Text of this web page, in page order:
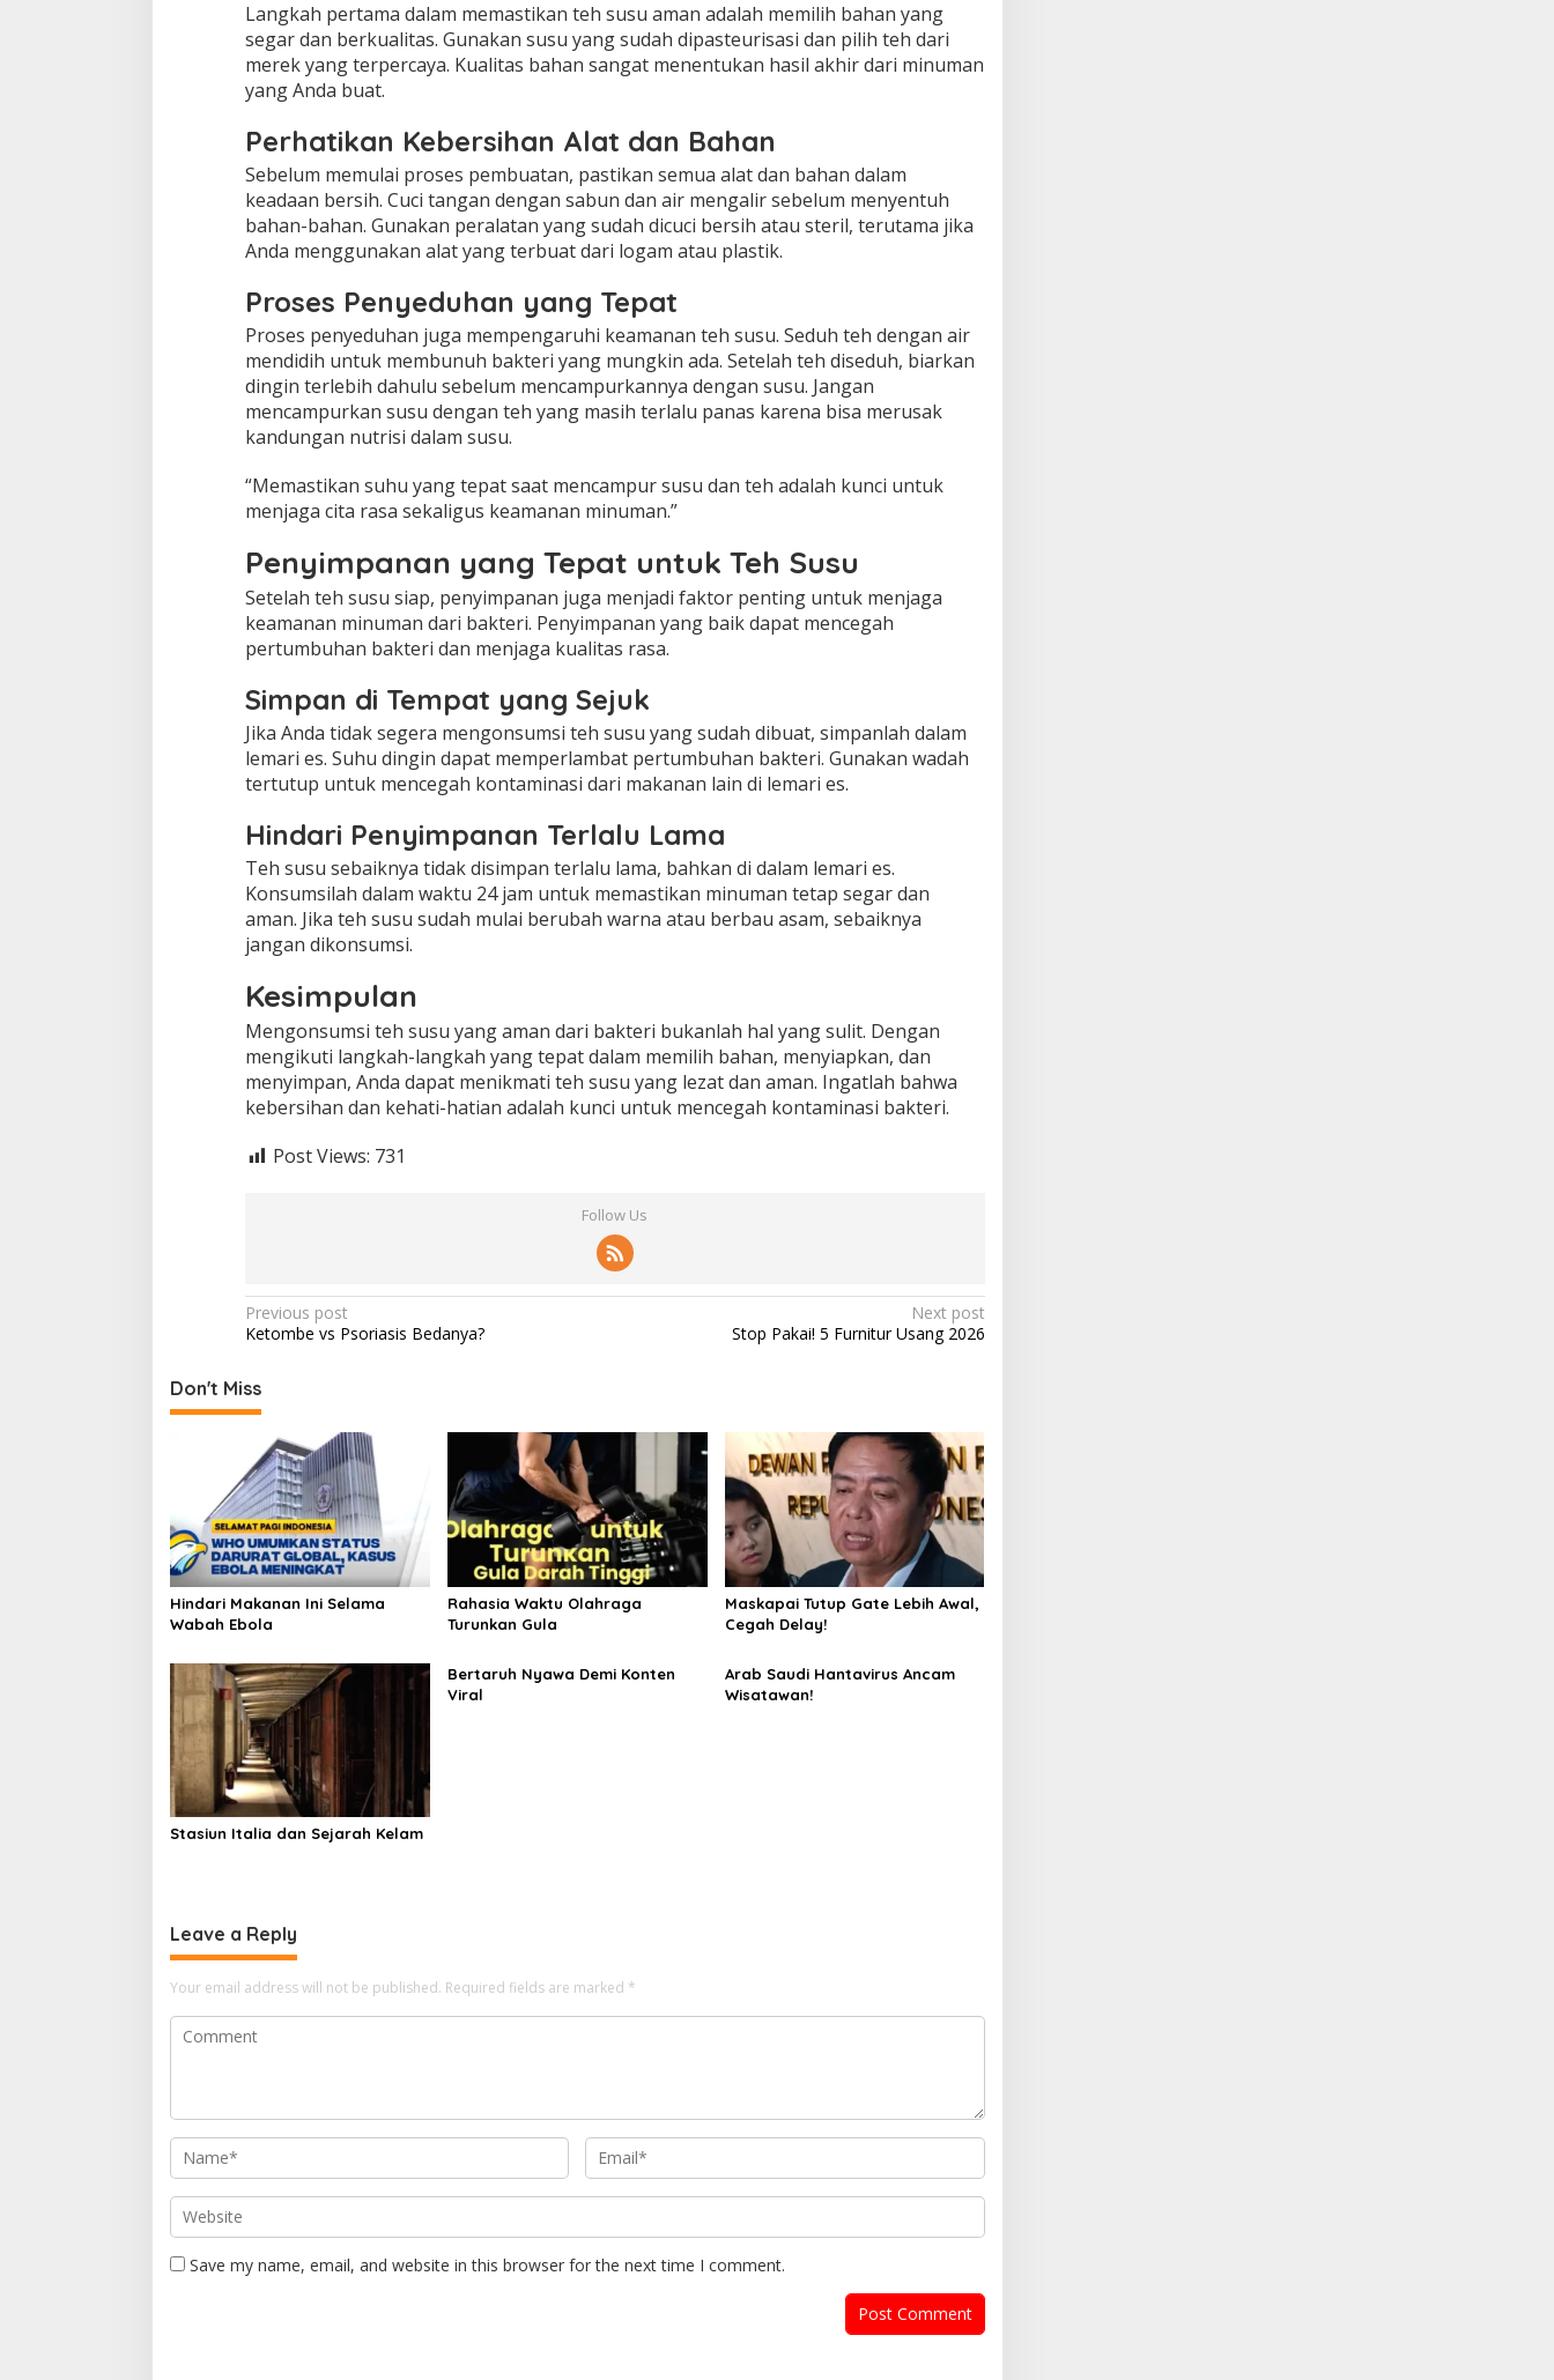
Langkah pertama dalam memastikan teh susu aman adalah memilih bahan yang
segar dan berkualitas. Gunakan susu yang sudah dipasteurisasi dan pilih teh dari
merek yang terpercaya. Kualitas bahan sangat menentukan hasil akhir dari minuman
yang Anda buat.
Perhatikan Kebersihan Alat dan Bahan
Sebelum memulai proses pembuatan, pastikan semua alat dan bahan dalam
keadaan bersih. Cuci tangan dengan sabun dan air mengalir sebelum menyentuh
bahan-bahan. Gunakan peralatan yang sudah dicuci bersih atau steril, terutama jika
Anda menggunakan alat yang terbuat dari logam atau plastik.
Proses Penyeduhan yang Tepat
Proses penyeduhan juga mempengaruhi keamanan teh susu. Seduh teh dengan air
mendidih untuk membunuh bakteri yang mungkin ada. Setelah teh diseduh, biarkan
dingin terlebih dahulu sebelum mencampurkannya dengan susu. Jangan
mencampurkan susu dengan teh yang masih terlalu panas karena bisa merusak
kandungan nutrisi dalam susu.
“Memastikan suhu yang tepat saat mencampur susu dan teh adalah kunci untuk
menjaga cita rasa sekaligus keamanan minuman.”
Penyimpanan yang Tepat untuk Teh Susu
Setelah teh susu siap, penyimpanan juga menjadi faktor penting untuk menjaga
keamanan minuman dari bakteri. Penyimpanan yang baik dapat mencegah
pertumbuhan bakteri dan menjaga kualitas rasa.
Simpan di Tempat yang Sejuk
Jika Anda tidak segera mengonsumsi teh susu yang sudah dibuat, simpanlah dalam
lemari es. Suhu dingin dapat memperlambat pertumbuhan bakteri. Gunakan wadah
tertutup untuk mencegah kontaminasi dari makanan lain di lemari es.
Hindari Penyimpanan Terlalu Lama
Teh susu sebaiknya tidak disimpan terlalu lama, bahkan di dalam lemari es.
Konsumsilah dalam waktu 24 jam untuk memastikan minuman tetap segar dan
aman. Jika teh susu sudah mulai berubah warna atau berbau asam, sebaiknya
jangan dikonsumsi.
Kesimpulan
Mengonsumsi teh susu yang aman dari bakteri bukanlah hal yang sulit. Dengan
mengikuti langkah-langkah yang tepat dalam memilih bahan, menyiapkan, dan
menyimpan, Anda dapat menikmati teh susu yang lezat dan aman. Ingatlah bahwa
kebersihan dan kehati-hatian adalah kunci untuk mencegah kontaminasi bakteri.
Post Views: 731
Follow Us
Post
navigation
Previous post
Ketombe vs Psoriasis Bedanya?
Next post
Stop Pakai! 5 Furnitur Usang 2026
Don't Miss
Hindari Makanan Ini Selama
Wabah Ebola
Rahasia Waktu Olahraga
Turunkan Gula
Maskapai Tutup Gate Lebih Awal,
Cegah Delay!
Stasiun Italia dan Sejarah Kelam
Bertaruh Nyawa Demi Konten
Viral
Arab Saudi Hantavirus Ancam
Wisatawan!
Leave a Reply
Your email address will not be published. Required fields are marked *
Save my name, email, and website in this browser for the next time I comment.